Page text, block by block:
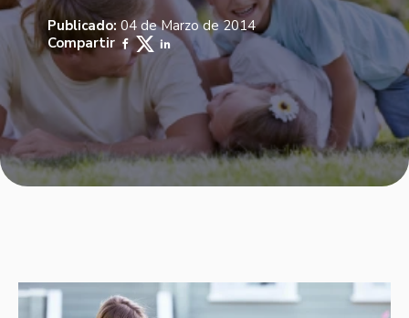
Publicado: 04 de Marzo de 2014
Compartir